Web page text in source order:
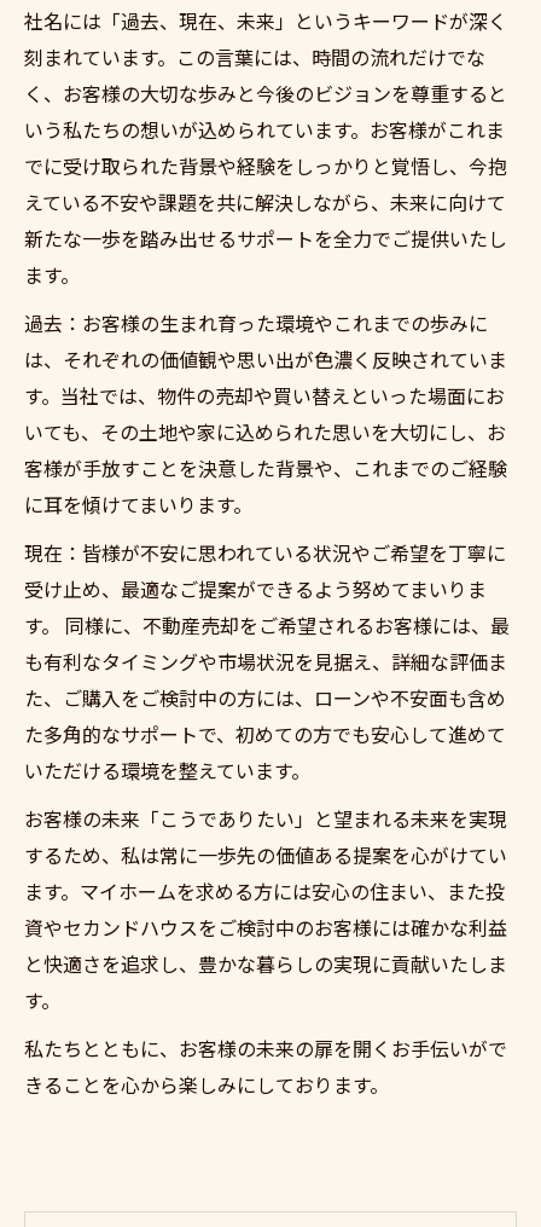
社名には「過去、現在、未来」というキーワードが深く
刻まれています。この言葉には、時間の流れだけでな
く、お客様の大切な歩みと今後のビジョンを尊重すると
いう私たちの想いが込められています。お客様がこれま
でに受け取られた背景や経験をしっかりと覚悟し、今抱
えている不安や課題を共に解決しながら、未来に向けて
新たな一歩を踏み出せるサポートを全力でご提供いたし
ます。
過去：お客様の生まれ育った環境やこれまでの歩みに
は、それぞれの価値観や思い出が色濃く反映されていま
す。当社では、物件の売却や買い替えといった場面にお
いても、その土地や家に込められた思いを大切にし、お
客様が手放すことを決意した背景や、これまでのご経験
に耳を傾けてまいります。
現在：皆様が不安に思われている状況やご希望を丁寧に
受け止め、最適なご提案ができるよう努めてまいりま
す。 同様に、不動産売却をご希望されるお客様には、最
も有利なタイミングや市場状況を見据え、詳細な評価ま
た、ご購入をご検討中の方には、ローンや不安面も含め
た多角的なサポートで、初めての方でも安心して進めて
いただける環境を整えています。
お客様の未来「こうでありたい」と望まれる未来を実現
するため、私は常に一歩先の価値ある提案を心がけてい
ます。マイホームを求める方には安心の住まい、また投
資やセカンドハウスをご検討中のお客様には確かな利益
と快適さを追求し、豊かな暮らしの実現に貢献いたしま
す。
私たちとともに、お客様の未来の扉を開くお手伝いがで
きることを心から楽しみにしております。